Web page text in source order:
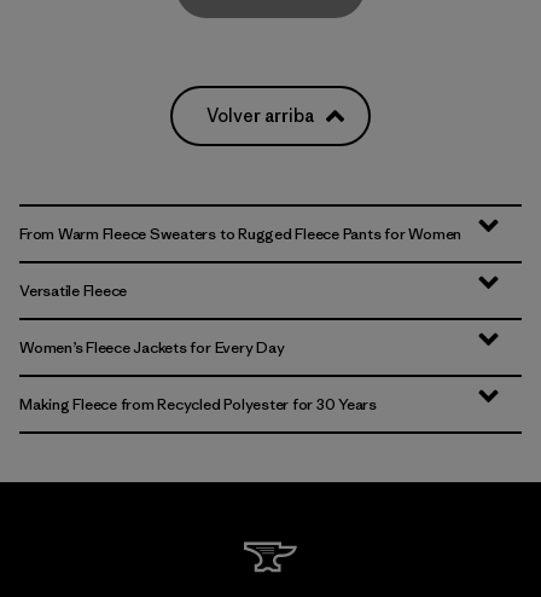
Volver arriba
From Warm Fleece Sweaters to Rugged Fleece Pants for Women
Versatile Fleece
Women’s Fleece Jackets for Every Day
Making Fleece from Recycled Polyester for 30 Years